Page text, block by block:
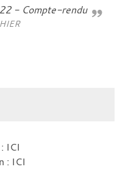
- Compte-rendu
ICI
: ICI